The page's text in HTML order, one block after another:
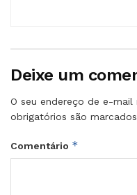
Deixe um
O seu endereço de e-mail
obrigatórios são
Comentário *